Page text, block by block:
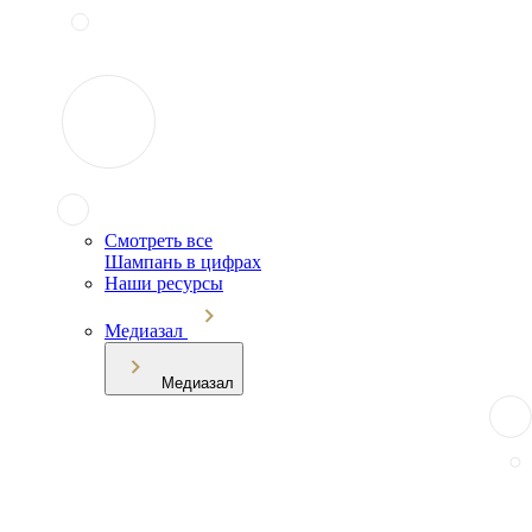
Смотреть все
Шампань в цифрах
Наши ресурсы
Медиазал
Медиазал